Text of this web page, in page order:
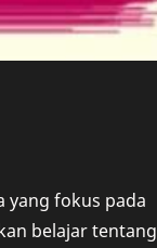
yang fokus pada
belajar tentang